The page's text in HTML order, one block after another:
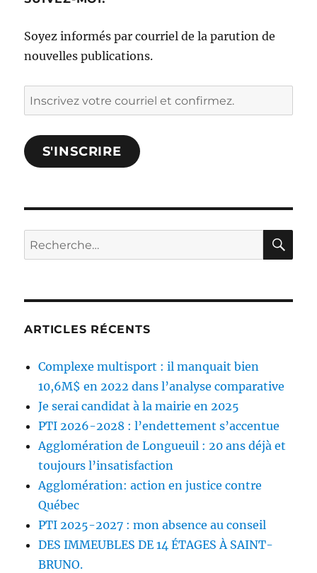
Soyez informés par courriel de la parution de
nouvelles publications.
Inscrivez
votre
courriel
et
S'INSCRIRE
Rechercher :
ARTICLES RÉCENTS
Complexe multisport : il manquait bien
10,6M$ en 2022 dans l’analyse comparative
Je serai candidat à la mairie en 2025
PTI 2026-2028 : l’endettement s’accentue
Agglomération de Longueuil : 20 ans déjà et
toujours l’insatisfaction
Agglomération: action en justice contre
Québec
PTI 2025-2027 : mon absence au conseil
DES IMMEUBLES DE 14 ÉTAGES À SAINT-
BRUNO.